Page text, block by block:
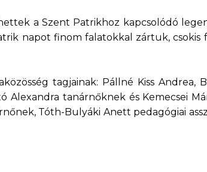
a Szent Patrikhoz kapcsolódó
napot finom falatokkal zártuk, csokis
tagjainak: Pállné Kiss Andrea,
Alexandra tanárnőknek és Kemecsei
Tóth-Bulyáki Anett pedagógiai